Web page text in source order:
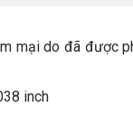
mại do đã được
inch